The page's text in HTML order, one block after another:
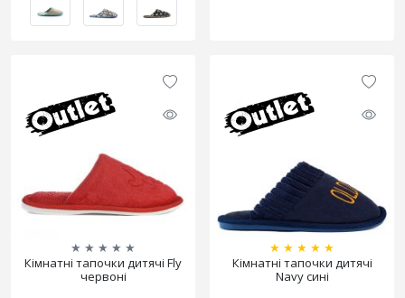
★ ★ ★ ★ ★
Кімнатні тапочки дитячі Fly
червоні
★ ★ ★ ★ ★
Кімнатні тапочки дитячі
Navy сині